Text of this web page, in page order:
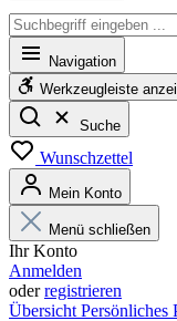
Navigation
Werkzeugleiste
Suche
Wunschzettel
Mein Konto
Menü schließen
Ihr Konto
Anmelden
oderregistrieren
Übersicht Persönliches